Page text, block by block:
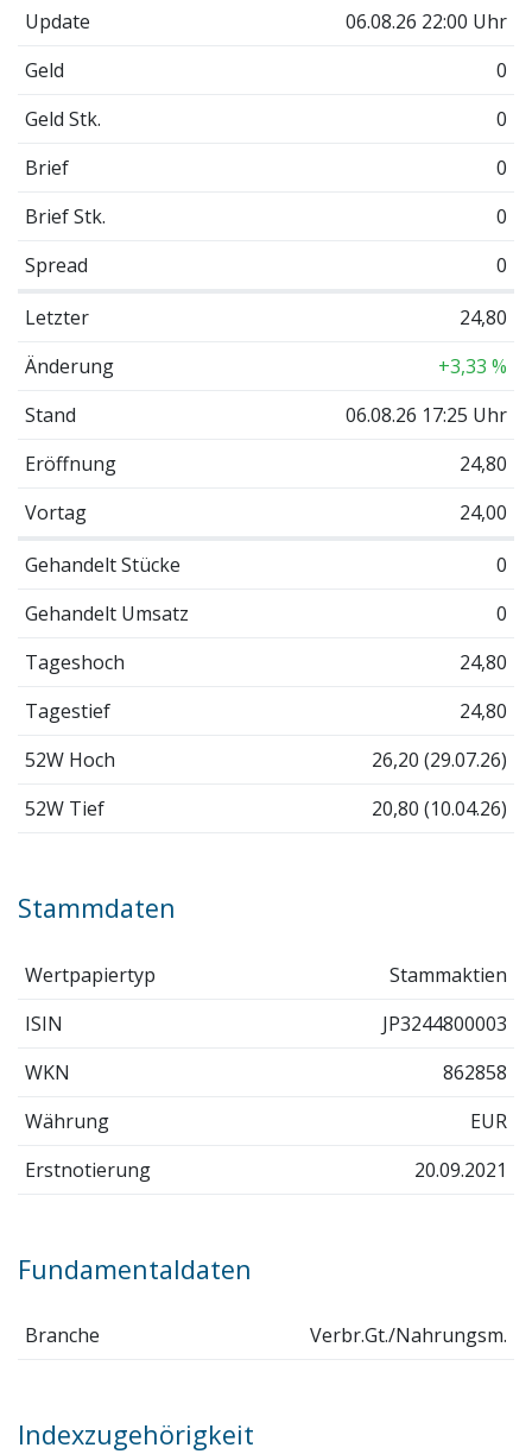
Update
06.08.26 22:00 Uhr
Geld
0
Geld Stk.
0
Brief
0
Brief Stk.
0
Spread
0
Letzter
24,80
Änderung
+3,33 %
Stand
06.08.26 17:25 Uhr
Eröffnung
24,80
Vortag
24,00
Gehandelt Stücke
0
Gehandelt Umsatz
0
Tageshoch
24,80
Tagestief
24,80
52W Hoch
26,20 (29.07.26)
52W Tief
20,80 (10.04.26)
Stammdaten
Wertpapiertyp
Stammaktien
ISIN
JP3244800003
WKN
862858
Währung
EUR
Erstnotierung
20.09.2021
Fundamentaldaten
Branche Verbr.Gt./Nahrungsm.
Indexzugehörigkeit